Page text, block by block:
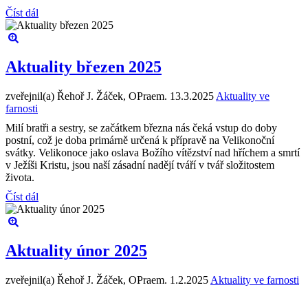
Číst dál
Aktuality březen 2025
zveřejnil(a) Řehoř J. Žáček, OPraem. 13.3.2025 Aktuality ve
farnosti
Milí bratři a sestry, se začátkem března nás čeká vstup do doby
postní, což je doba primárně určená k přípravě na Velikonoční
svátky. Velikonoce jako oslava Božího vítězství nad hříchem a smrtí
v Ježíši Kristu, jsou naší zásadní nadějí tváří v tvář složitostem
života.
Číst dál
Aktuality únor 2025
zveřejnil(a) Řehoř J. Žáček, OPraem. 1.2.2025 Aktuality ve farnosti